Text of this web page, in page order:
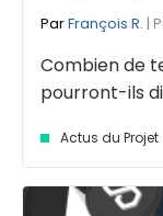
ParFrançois R. |
Combien de
pourront-ils
Actus du Projet